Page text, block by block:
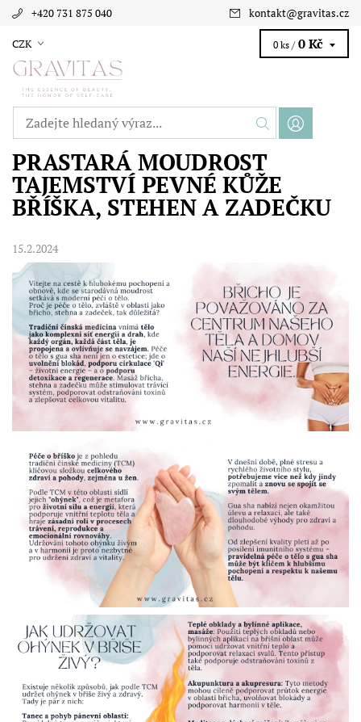
+420 731 875 040 kontakt@gravitas.cz
CZK 0 ks / 0 Kč
PRASTARÁ MOUDROST
TAJEMSTVÍ PEVNÉ KŮŽE
BŘÍŠKA, STEHEN A ZADEČKU
15.2.2024